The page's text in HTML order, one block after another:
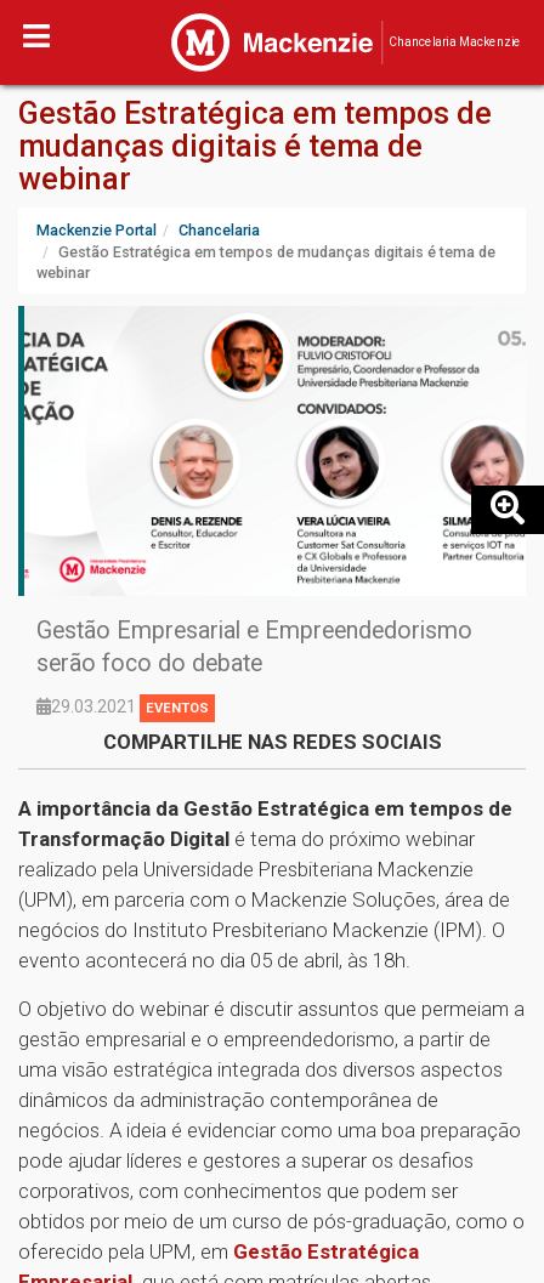
Chancelaria Mackenzie
Gestão Estratégica em tempos de
mudanças digitais é tema de
webinar
Mackenzie Portal
Chancelaria
Gestão Estratégica em tempos de mudanças digitais é tema de
webinar
Gestão Empresarial e Empreendedorismo
serão foco do debate
29.03.2021 EVENTOS
COMPARTILHE NAS REDES SOCIAIS
A importância da Gestão Estratégica em tempos de
Transformação Digital é tema do próximo webinar
realizado pela Universidade Presbiteriana Mackenzie
(UPM), em parceria com o Mackenzie Soluções, área de
negócios do Instituto Presbiteriano Mackenzie (IPM). O
evento acontecerá no dia 05 de abril, às 18h.
O objetivo do webinar é discutir assuntos que permeiam a
gestão empresarial e o empreendedorismo, a partir de
uma visão estratégica integrada dos diversos aspectos
dinâmicos da administração contemporânea de
negócios. A ideia é evidenciar como uma boa preparação
pode ajudar líderes e gestores a superar os desafios
corporativos, com conhecimentos que podem ser
obtidos por meio de um curso de pós-graduação, como o
oferecido pela UPM, em Gestão Estratégica